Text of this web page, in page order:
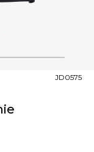
3
JD0575